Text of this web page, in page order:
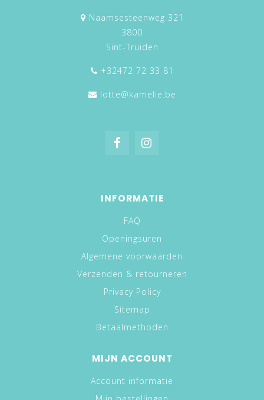
Naamsesteenweg 321
3800
Sint-Truiden
+32472 72 33 81
lotte@kamelie.be
INFORMATIE
FAQ
Openingsuren
Algemene voorwaarden
Verzenden & retourneren
Privacy Policy
Sitemap
Betaalmethoden
MIJN ACCOUNT
Account informatie